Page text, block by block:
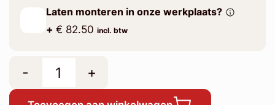
Laten monteren in onze werkplaats?
+ € 82.50 incl. btw
- +